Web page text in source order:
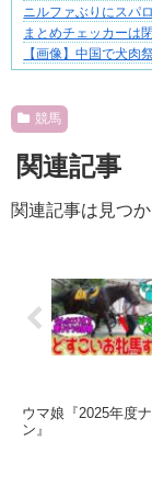
ニルファぶりにスパ
まとめチェッカーは
【画像】中国で犬肉
競馬
関連記事
関連記事は見つ
ウマ娘『2025年度
ン』